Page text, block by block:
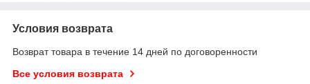
Условия возврата
Возврат товара в течение 14 дней по договоренности
Все условия возврата